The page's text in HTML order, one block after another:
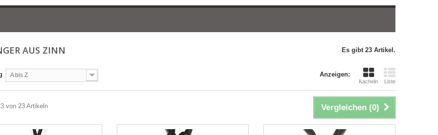
AUS ZINN Es gibt 23 Artikel.
Anzeigen:
Kacheln Liste
A bis Z
Vergleichen (0)
von 23 Artikeln